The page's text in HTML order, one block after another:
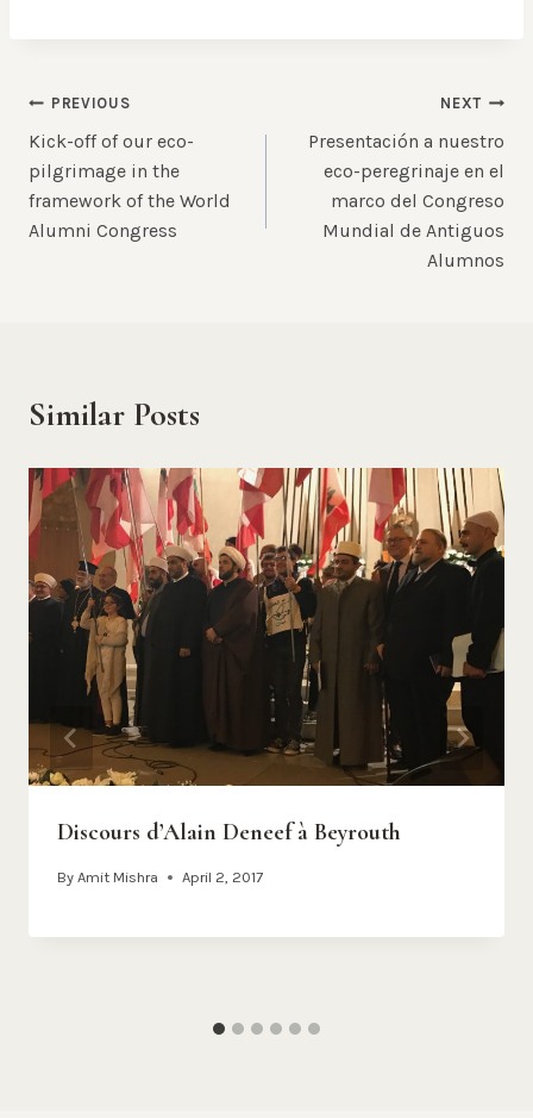
Post
navigation
PREVIOUS
Kick-off of our eco-
pilgrimage in the
framework of the World
Alumni Congress
NEXT
Presentación a nuestro
eco-peregrinaje en el
marco del Congreso
Mundial de Antiguos
Alumnos
Similar Posts
Discours d’Alain Deneef à Beyrouth
By Amit Mishra April 2, 2017